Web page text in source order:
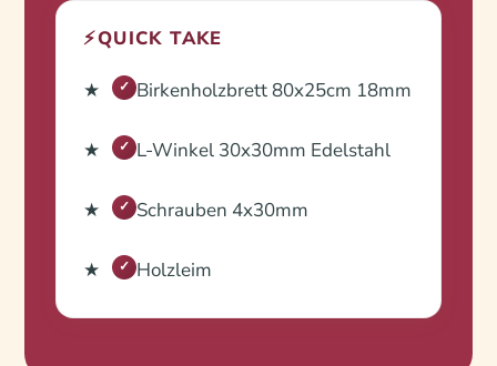
⚡QUICK TAKE
✓ Birkenholzbrett 80x25cm 18mm
✓ L-Winkel 30x30mm Edelstahl
✓ Schrauben 4x30mm
✓ Holzleim